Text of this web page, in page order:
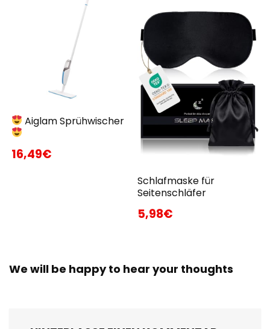
Aiglam Sprühwischer
16,49€
Schlafmaske für
Seitenschläfer
5,98€
We will be happy to hear your thoughts